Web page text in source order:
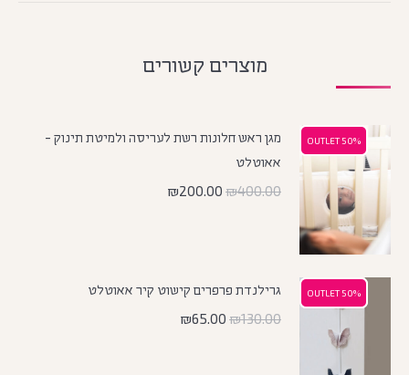
מוצרים קשורים
50% OUTLET
50% OUTLET
מגן ראש חלונות רשת לעריסה ולמיטת תינוק -
אאוטלט
₪400.00
₪200.00
50% OUTLET
50% OUTLET
גרילנדת פרפרים קישוט קיר אאוטלט
₪130.00
₪65.00